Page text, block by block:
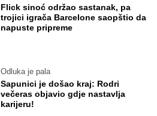
Flick sinoć održao sastanak, pa
trojici igrača Barcelone saopštio da
napuste pripreme
Odluka je pala
Sapunici je došao kraj: Rodri
večeras objavio gdje nastavlja
karijeru!